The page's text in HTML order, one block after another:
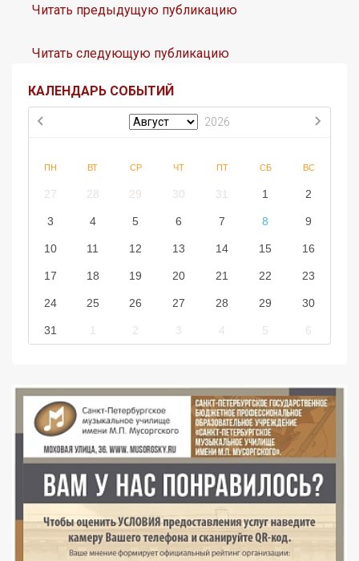
Читать предыдущую публикацию
Читать следующую публикацию
КАЛЕНДАРЬ СОБЫТИЙ
2026
ПН ВТ СР ЧТ ПТ СБ ВС
27 28 29 30 31 1 2
3 4 5 6 7 8 9
10 11 12 13 14 15 16
17 18 19 20 21 22 23
24 25 26 27 28 29 30
31 1 2 3 4 5 6